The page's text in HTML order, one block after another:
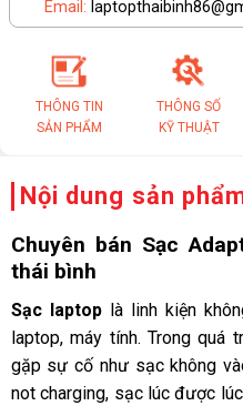
Email:
THÔNG TIN
SẢN PHẨM
THÔNG SỐ
KỸ THUẬT
Nội dung sản
Chuyên bán Sạc
thái bình
Sạc laptoplà linh kiện
laptop, máy tính. Trong
gặp sự cố như sạc không
not charging, sạc lúc được